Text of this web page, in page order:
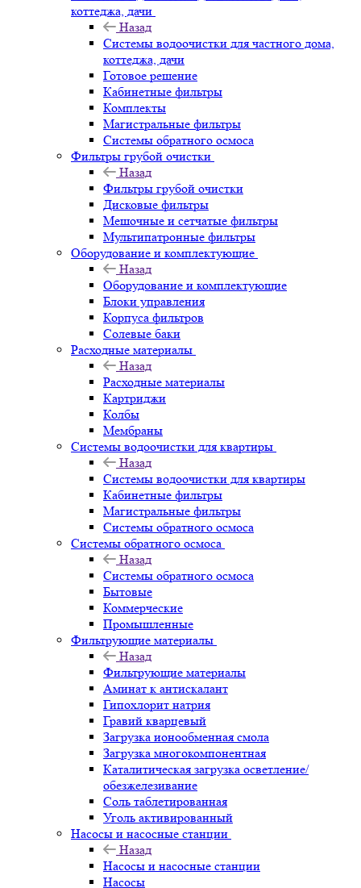
коттеджа, дачи
Назад
Системы водоочистки для частного дома,
коттеджа, дачи
Готовое решение
Кабинетные фильтры
Комплекты
Магистральные фильтры
Системы обратного осмоса
Фильтры грубой очистки
Назад
Фильтры грубой очистки
Дисковые фильтры
Мешочные и сетчатые фильтры
Мультипатронные фильтры
Оборудование и комплектующие
Назад
Оборудование и комплектующие
Блоки управления
Корпуса фильтров
Солевые баки
Расходные материалы
Назад
Расходные материалы
Картриджи
Колбы
Мембраны
Системы водоочистки для квартиры
Назад
Системы водоочистки для квартиры
Кабинетные фильтры
Магистральные фильтры
Системы обратного осмоса
Системы обратного осмоса
Назад
Системы обратного осмоса
Бытовые
Коммерческие
Промышленные
Фильтрующие материалы
Назад
Фильтрующие материалы
Аминат к антискалант
Гипохлорит натрия
Гравий кварцевый
Загрузка ионообменная смола
Загрузка многокомпонентная
Каталитическая загрузка осветление/
обезжелезивание
Соль таблетированная
Уголь активированный
Насосы и насосные станции
Назад
Насосы и насосные станции
Насосы